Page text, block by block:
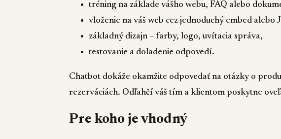
tréning na základe vášho webu, FAQ alebo
vloženie na váš web cez jednoduchý embed alebo
základný dizajn – farby, logo, uvítacia správa,
testovanie a doladenie odpovedí.
Chatbot dokáže okamžite odpovedať na otázky o
rezerváciách. Odľahčí váš tím a klientom poskytne
Pre koho je vhodný